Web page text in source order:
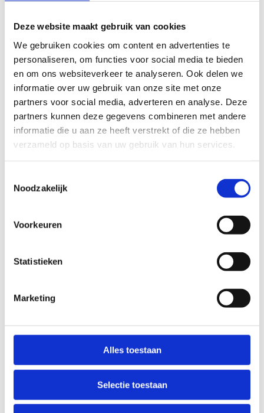
Deze website maakt gebruik van cookies
We gebruiken cookies om content en advertenties te
personaliseren, om functies voor social media te bieden
en om ons websiteverkeer te analyseren. Ook delen we
informatie over uw gebruik van onze site met onze
partners voor social media, adverteren en analyse. Deze
partners kunnen deze gegevens combineren met andere
informatie die u aan ze heeft verstrekt of die ze hebben
verzameld op basis van uw gebruik van hun services.
Noodzakelijk
Voorkeuren
Statistieken
Marketing
Alles toestaan
Selectie toestaan
Ninja Warrior-kamp, altijd iets
voor jou!
Je kan in de zomer ook opNinja Warrior-kamp.
Één van de meest unieke kampen in Vlaanderen als
je 't ons vraagt.
Een week lang hangen en zwieren aan het Ninja
Warrior-parcours, afgewisseld met heel wat andere
unieke activiteiten. Denk maar aan boogschieten,
kajak, bubbleball, lasershoot, en nog véél meer!
Obstacle Splash (Expedition)
Ninja Adventure Mix
Ps. Expedition-sportkampers slapen in ons gezellige